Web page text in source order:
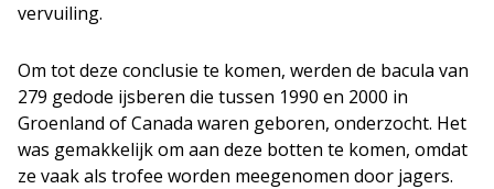
vervuiling.
Om tot deze conclusie te komen, werden de bacula van
279 gedode ijsberen die tussen 1990 en 2000 in
Groenland of Canada waren geboren, onderzocht. Het
was gemakkelijk om aan deze botten te komen, omdat
ze vaak als trofee worden meegenomen door jagers.